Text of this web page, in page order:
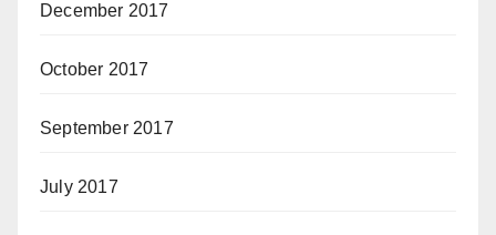
December 2017
October 2017
September 2017
July 2017